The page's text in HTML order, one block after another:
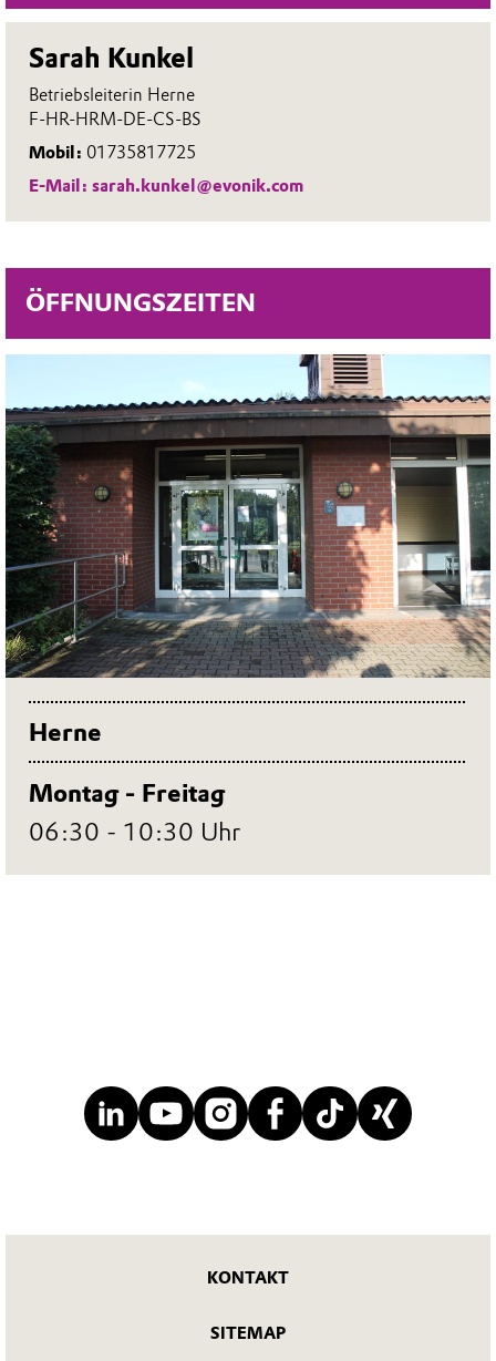
Sarah Kunkel
Betriebsleiterin Herne
F-HR-HRM-DE-CS-BS
Mobil: 01735817725
E-Mail: sarah.kunkel@evonik.com
ÖFFNUNGSZEITEN
Herne
Montag - Freitag
06:30 - 10:30 Uhr
KONTAKT
SITEMAP